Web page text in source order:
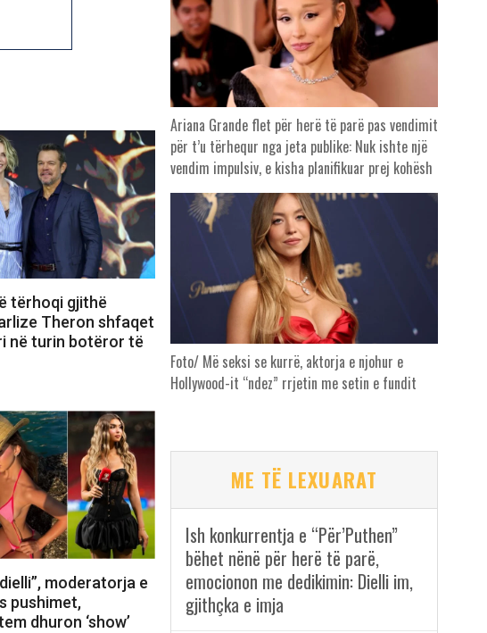
tërhoqi gjithë
Theron shfaqet
në turin botëror të
moderatorja e
pushimet,
dhuron ‘show’
Ariana Grande flet për herë të parë pas vendimit
për t’u tërhequr nga jeta publike: Nuk ishte një
vendim impulsiv, e kisha planifikuar prej kohësh
Foto/ Më seksi se kurrë, aktorja e njohur e
Hollywood-it “ndez” rrjetin me setin e fundit
ME TË LEXUARAT
Ish konkurrentja e “Për’Puthen”
bëhet nënë për herë të parë,
emocionon me dedikimin: Dielli im,
gjithçka e imja